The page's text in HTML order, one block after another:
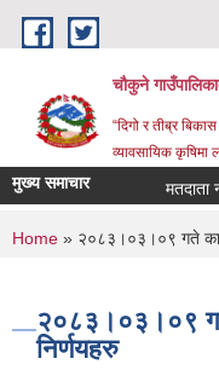
Skip to main content
चौकुने
“दिगो र तीब्र
व्यावसायिक कृषिमा
मुख्य समाचार मतदाता
You are here
Home » २०८३।०३।०९ गते
२०८३।०३।०९ गते
निर्णयहरु